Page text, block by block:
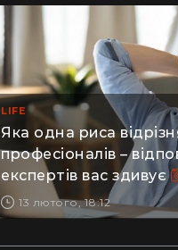
LIFE
Яка одна риса
професіоналів –
експертів вас здивує
13 лютого, 18:12